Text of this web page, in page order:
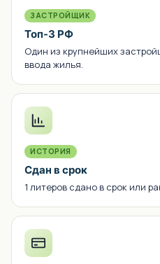
ЗАСТРОЙЩИК
Топ-3 РФ
Один из крупнейших
ввода жилья.
ИСТОРИЯ
Сдан в срок
1 литеров сдано в срок или